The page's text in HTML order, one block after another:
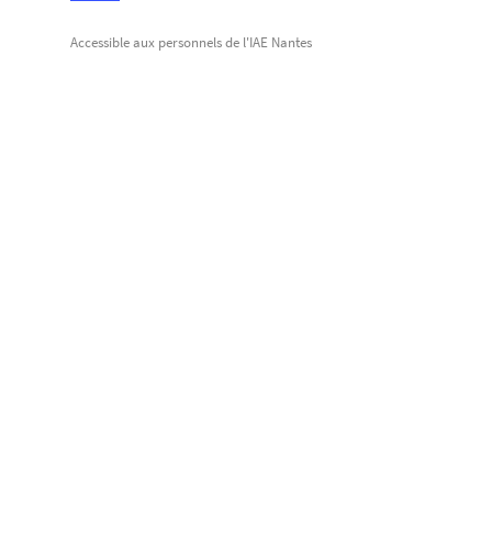
Accessible aux personnels de l'IAE Nantes